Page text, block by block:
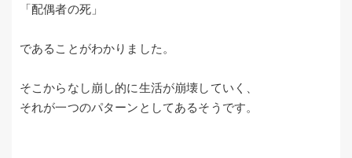
「配偶者の死」
であることがわかりました。
そこからなし崩し的に生活が崩壊していく、
それが一つのパターンとしてあるそうです。